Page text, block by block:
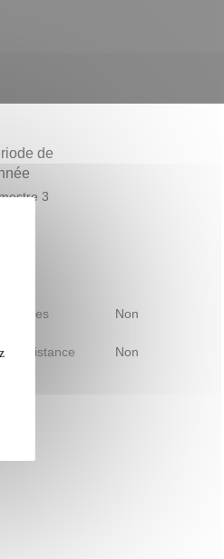
de
3
d'études Non
à distance Non